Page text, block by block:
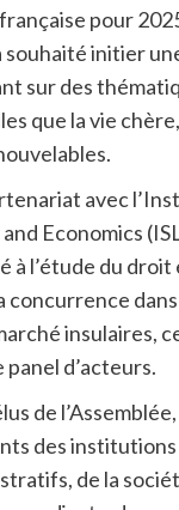
pour
souhaité initier
sur des
que la vie
avec
Economics
à l’étude du droit
concurrence
insulaires,
d’acteurs.
de
des institutions
de la